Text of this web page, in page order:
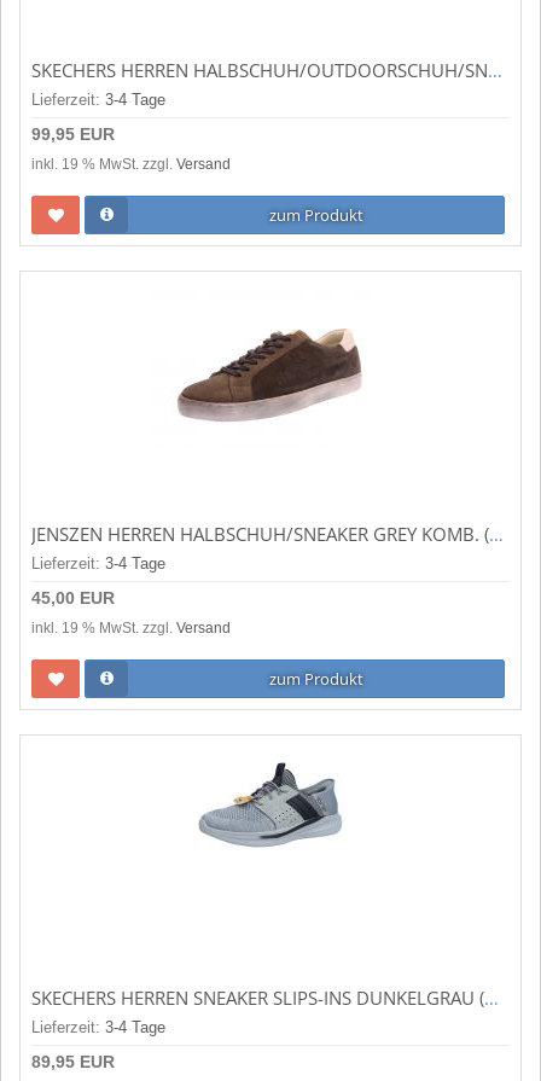
SKECHERS HERREN HALBSCHUH/OUTDOORSCHUH/SNEAKER OAK CANYON - RYDELLW STONE (GRAU) 237386 STBR
Lieferzeit: 3-4 Tage
99,95 EUR
inkl. 19 % MwSt. zzgl. Versand
zum Produkt
JENSZEN HERREN HALBSCHUH/SNEAKER GREY KOMB. (GRAU) 2065GREY
Lieferzeit: 3-4 Tage
45,00 EUR
inkl. 19 % MwSt. zzgl. Versand
zum Produkt
SKECHERS HERREN SNEAKER SLIPS-INS DUNKELGRAU (GRAU) 210811GRY
Lieferzeit: 3-4 Tage
89,95 EUR